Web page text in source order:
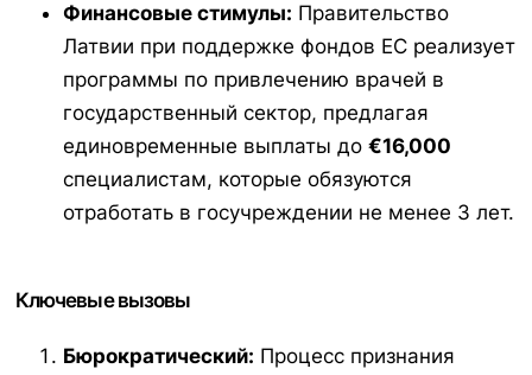
Финансовые стимулы: Правительство
Латвии при поддержке фондов ЕС реализует
программы по привлечению врачей в
государственный сектор, предлагая
единовременные выплаты до €16,000
специалистам, которые обязуются
отработать в госучреждении не менее 3 лет.
Ключевые вызовы
Бюрократический: Процесс признания